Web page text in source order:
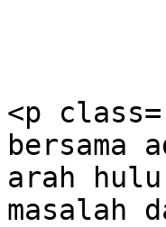
<p
bersama
arah
masalah